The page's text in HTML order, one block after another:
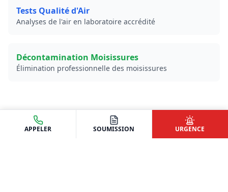
Tests Qualité d'Air
Analyses de l'air en laboratoire accrédité
Décontamination Moisissures
Élimination professionnelle des moisissures
APPELER SOUMISSION URGENCE